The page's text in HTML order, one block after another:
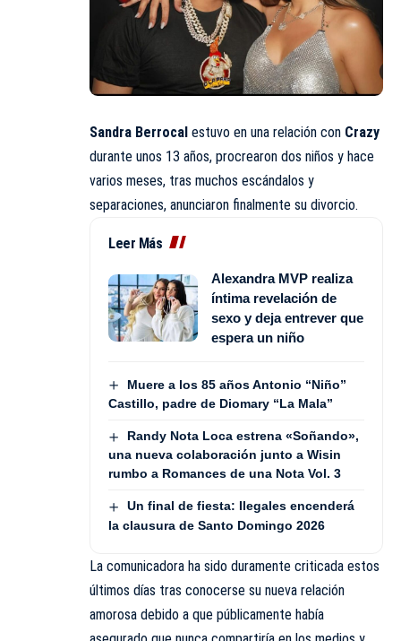
Sandra Berrocal estuvo en una relación con Crazy
durante unos 13 años, procrearon dos niños y hace
varios meses, tras muchos escándalos y
separaciones, anunciaron finalmente su divorcio.
Leer Más
Alexandra MVP realiza
íntima revelación de
sexo y deja entrever que
espera un niño
Muere a los 85 años Antonio “Niño”
Castillo, padre de Diomary “La Mala”
Randy Nota Loca estrena «Soñando»,
una nueva colaboración junto a Wisin
rumbo a Romances de una Nota Vol. 3
Un final de fiesta: Ilegales encenderá
la clausura de Santo Domingo 2026
La comunicadora ha sido duramente criticada estos
últimos días tras conocerse su nueva relación
amorosa debido a que públicamente había